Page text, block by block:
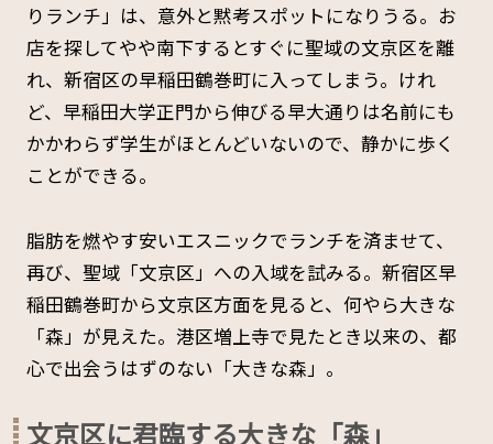
りランチ」は、意外と黙考スポットになりうる。お
店を探してやや南下するとすぐに聖域の文京区を離
れ、新宿区の早稲田鶴巻町に入ってしまう。けれ
ど、早稲田大学正門から伸びる早大通りは名前にも
かかわらず学生がほとんどいないので、静かに歩く
ことができる。
脂肪を燃やす安いエスニックでランチを済ませて、
再び、聖域「文京区」への入域を試みる。新宿区早
稲田鶴巻町から文京区方面を見ると、何やら大きな
「森」が見えた。港区増上寺で見たとき以来の、都
心で出会うはずのない「大きな森」。
文京区に君臨する大きな「森」